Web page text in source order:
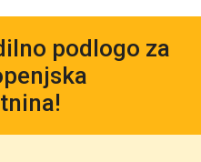
podlogo za